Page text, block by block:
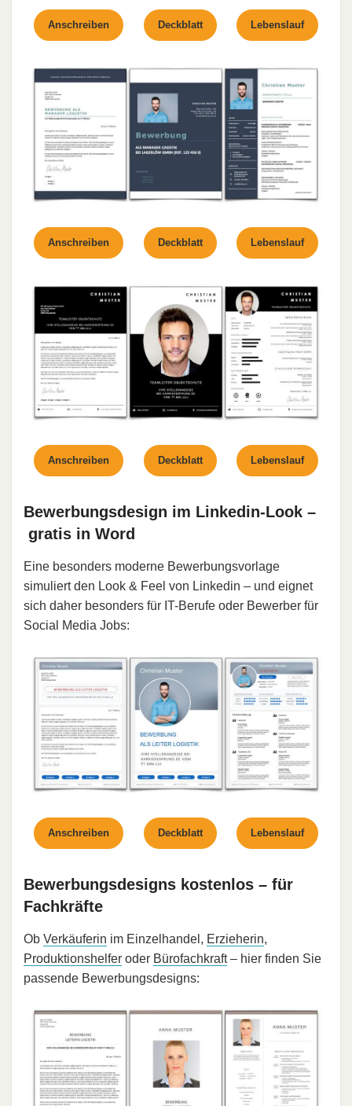
Anschreiben Deckblatt Lebenslauf
Anschreiben Deckblatt Lebenslauf
Anschreiben Deckblatt Lebenslauf
Bewerbungsdesign im Linkedin-Look –
gratis in Word
Eine besonders moderne Bewerbungsvorlage
simuliert den Look & Feel von Linkedin – und eignet
sich daher besonders für IT-Berufe oder Bewerber für
Social Media Jobs:
Anschreiben Deckblatt Lebenslauf
Bewerbungsdesigns kostenlos – für
Fachkräfte
Ob Verkäuferin im Einzelhandel, Erzieherin,
Produktionshelfer oder Bürofachkraft– hier finden Sie
passende Bewerbungsdesigns: